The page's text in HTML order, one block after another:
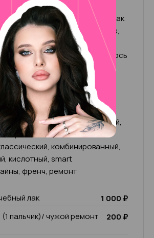
зовут Ильмира, мой опыт
сфере уже более 7 лет. Так как
работа и я люблю развитие,
прохожу повышения
В салоне AMALFI BEAUTY являюсь
и инструктором с правом
моей работы
комбинированный,
мужской
комбинированный,
кислотный, smart
френч, ремонт
лак
1 000 ₽
пальчик)/ чужой ремонт
200 ₽